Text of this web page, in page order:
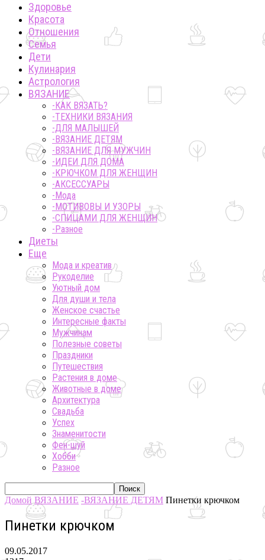
Здоровье
Красота
Отношения
Семья
Дети
Кулинария
Астрология
ВЯЗАНИЕ
-КАК ВЯЗАТЬ?
-ТЕХНИКИ ВЯЗАНИЯ
-ДЛЯ МАЛЫШЕЙ
-ВЯЗАНИЕ ДЕТЯМ
-ВЯЗАНИЕ ДЛЯ МУЖЧИН
-ИДЕИ ДЛЯ ДОМА
-КРЮЧКОМ ДЛЯ ЖЕНЩИН
-AКСЕССУАРЫ
-Мода
-МОТИВОВЫ И УЗОРЫ
-СПИЦАМИ ДЛЯ ЖЕНЩИН
-Разное
Диеты
Еще
Мода и креатив
Рукоделие
Уютный дом
Для души и тела
Женское счастье
Интересные факты
Мужчинам
Полезные советы
Праздники
Путешествия
Растения в доме
Животные в доме
Архитектура
Свадьба
Успех
Знаменитости
Фен-шуй
Хобби
Разное
Домой ВЯЗАНИЕ -ВЯЗАНИЕ ДЕТЯМ Пинетки крючком
Пинетки крючком
09.05.2017